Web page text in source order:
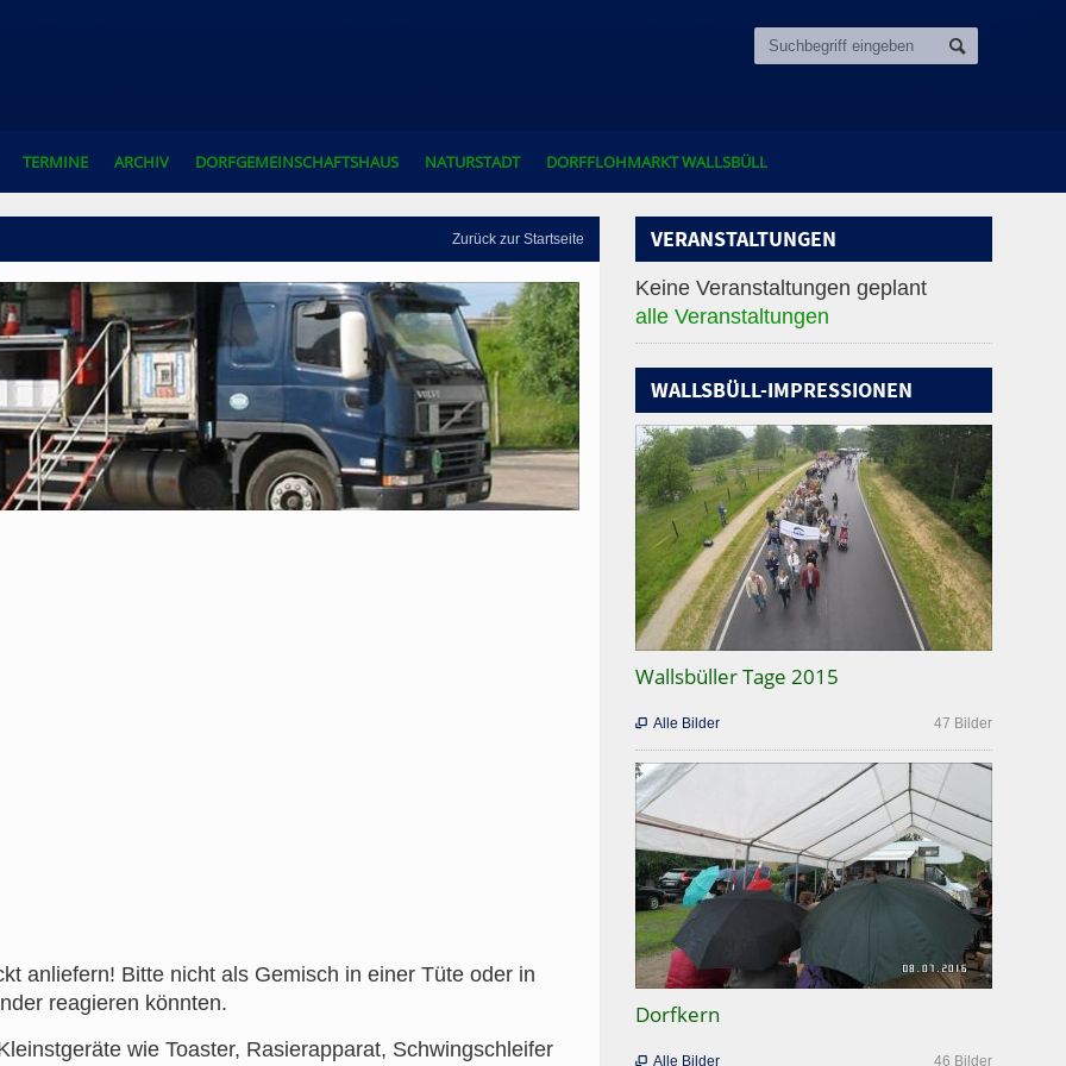
TERMINE ARCHIV DORFGEMEINSCHAFTSHAUS NATURSTADT DORFFLOHMARKT WALLSBÜLL
Zurück zur Startseite
anliefern! Bitte nicht als Gemisch in einer Tüte oder in
reagieren könnten.
wie Toaster, Rasierapparat, Schwingschleifer
VERANSTALTUNGEN
Keine Veranstaltungen geplant
alle Veranstaltungen
WALLSBÜLL-IMPRESSIONEN
Wallsbüller Tage 2015
47 Bilder
 Alle Bilder
Dorfkern
46 Bilder
 Alle Bilder